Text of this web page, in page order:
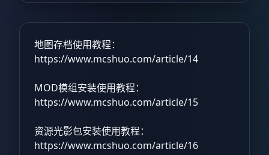
地图存档使用教程：
https://www.mcshuo.com/article/14
MOD模组安装使用教程：
https://www.mcshuo.com/article/15
资源光影包安装使用教程：
https://www.mcshuo.com/article/16